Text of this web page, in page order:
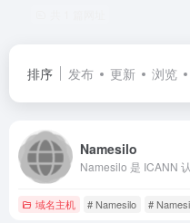
排序 发布 更新 浏览
Namesilo
Namesilo 是 ICANN
域名主机 # Namesilo #